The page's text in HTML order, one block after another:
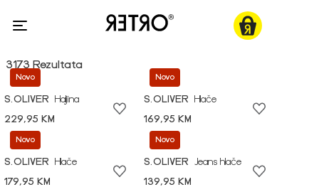
3173 Rezultata
Novo
S.OLIVER
Haljina
229,95 KM
Novo
S.OLIVER
Hlače
169,95 KM
Novo
S.OLIVER
Hlače
179,95 KM
Novo
S.OLIVER
Jeans hlače
139,95 KM